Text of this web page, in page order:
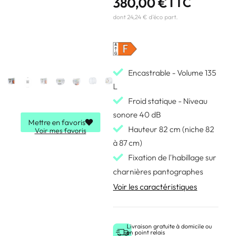
Mettre en favoris
Voir mes favoris
dont 24,24 € d'éco part.
Encastrable - Volume 135
L
Froid statique - Niveau
sonore 40 dB
Hauteur 82 cm (niche 82
à 87 cm)
Fixation de l'habillage sur
charnières pantographes
Voir les caractéristiques
Livraison gratuite à domicile ou
en point relais